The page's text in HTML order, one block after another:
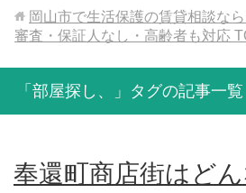
岡山市で生活保護の賃貸相談なら
審査・保証人なし・高齢者も対応
「部屋探し、」タグの記事一覧
奉還町商店街はど